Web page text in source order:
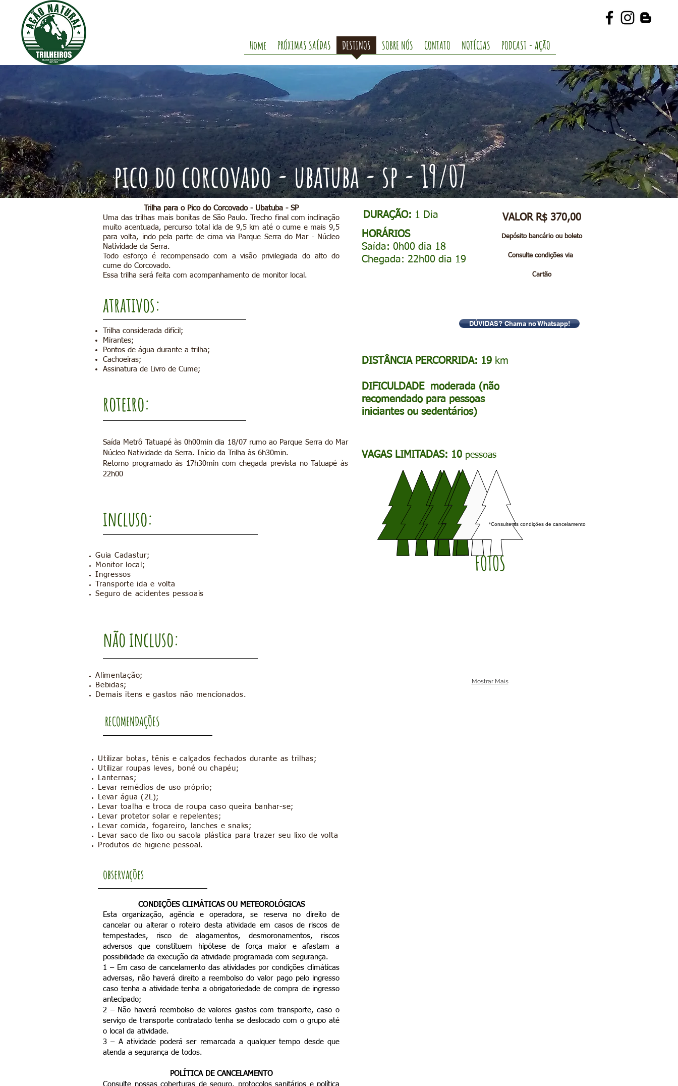
Home PRÓXIMAS SAÍDAS DESTINOS SOBRE NÓS CONTATO NOTÍCIAS PODCAST - AÇÃO
pico do corcovado - ubatuba - sp - 19/07
Trilha para o Pico do Corcovado - Ubatuba - SP
Uma das trilhas mais bonitas de São Paulo. Trecho final com inclinação
muito acentuada, percurso total ida de 9,5 km até o cume e mais 9,5
para volta, indo pela parte de cima via Parque Serra do Mar - Núcleo
Natividade da Serra.
Todo esforço é recompensado com a visão privilegiada do alto do
cume do Corcovado.
Essa trilha será feita com acompanhamento de monitor local.
atrativos:
Trilha considerada difícil;
Mirantes;
Pontos de água durante a trilha;
Cachoeiras;
Assinatura de Livro de Cume;
roteiro:
Saída Metrô Tatuapé às 0h00min dia 18/07 rumo ao Parque Serra do Mar
Núcleo Natividade da Serra. Início da Trilha às 6h30min.
Retorno programado às 17h30min com chegada prevista no Tatuapé às
22h00
incluso:
Guia Cadastur;
Monitor local;
Ingressos
Transporte ida e volta
Seguro de acidentes pessoais
não incluso:
Alimentação;
Bebidas;
Demais itens e gastos não mencionados.
RECOMENDAÇÕES
Utilizar botas, tênis e calçados fechados durante as trilhas;
Utilizar roupas leves, boné ou chapéu;
Lanternas;
Levar remédios de uso próprio;
Levar água (2L);
Levar toalha e troca de roupa caso queira banhar-se;
Levar protetor solar e repelentes;
Levar comida, fogareiro, lanches e snaks;
Levar saco de lixo ou sacola plástica para trazer seu lixo de volta
Produtos de higiene pessoal.
observações
CONDIÇÕES CLIMÁTICASOU METEOROLÓGICAS
Esta organização, agência e operadora, se reserva no direito de
cancelar ou alterar o roteiro desta atividade em casos de riscos de
tempestades, risco de alagamentos, desmoronamentos, riscos
adversos que constituem hipótese de força maior e afastam a
possibilidade da execução da atividade programada com segurança.
1 – Em caso de cancelamento das atividades por condições climáticas
adversas, não haverá direito a reembolso do valor pago pelo ingresso
caso tenha a atividade tenha a obrigatoriedade de compra de ingresso
antecipado;
2 – Não haverá reembolso de valores gastos com transporte, caso o
serviço de transporte contratado tenha se deslocado com o grupo até
o local da atividade.
3 – A atividade poderá ser remarcada a qualquer tempo desde que
atenda a segurança de todos.
POLÍTICA DE CANCELAMENTO
Consulte nossas coberturas de seguro, protocolos sanitários e política
DURAÇÃO: 1 Dia VALOR R$ 370,00
Depósito bancário ou boleto
Consulte condições via
Cartão
HORÁRIOS
Saída: 0h00 dia 18
Chegada: 22h00 dia 19
DÚVIDAS? Chama no Whatsapp!
DISTÂNCIA PERCORRIDA: 19 km
DIFICULDADE moderada (não
recomendado para pessoas
iniciantes ou sedentários)
VAGAS LIMITADAS: 10 pessoas
*Consulte as condições de cancelamento
Mostrar Mais
FOTOS